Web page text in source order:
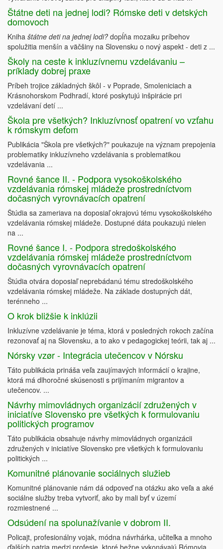
Štátne deti na jednej lodi? Rómske deti v detských
domovoch
Kniha štátne deti na jednej lodi? dopĺňa mozaiku príbehov
spolužitia menšín a väčšiny na Slovensku o nový aspekt - deti z ...
Školy na ceste k inkluzívnemu vzdelávaniu –
príklady dobrej praxe
Príbeh trojice základných škôl - v Poprade, Smoleniciach a
Krásnohorskom Podhradí, ktoré poskytujú inšpirácie pri
vzdelávaní detí ...
Škola pre všetkých? Inkluzívnosť opatrení vo vzťahu
k rómskym deťom
Publikácia "Škola pre všetkých?" poukazuje na význam prepojenia
problematiky inkluzívneho vzdelávania s problematikou
vzdelávania ...
Rovné šance II. - Podpora vysokoškolského
vzdelávania rómskej mládeže prostredníctvom
dočasných vyrovnávacích opatrení
Štúdia sa zameriava na doposiaľ okrajovú tému vysokoškolského
vzdelávania rómskej mládeže. Dostupné dáta poukazujú nielen
na ...
Rovné šance I. - Podpora stredoškolského
vzdelávania rómskej mládeže prostredníctvom
dočasných vyrovnávacích opatrení
Štúdia otvára doposiaľ neprebádanú tému stredoškolského
vzdelávania rómskej mládeže. Na základe dostupných dát,
terénneho ...
O krok bližšie k inklúzii
Inkluzívne vzdelávanie je téma, ktorá v posledných rokoch začína
rezonovať aj na Slovensku, a to ako v pedagogickej teórii, tak aj ...
Nórsky vzør - Integrácia utečencov v Nórsku
Táto publikácia prináša veľa zaujímavých informácií o krajine,
ktorá má dlhoročné skúsenosti s prijímaním migrantov a
utečencov. ...
Návrhy mimovládnych organizácií združených v
iniciatíve Slovensko pre všetkých k formulovaniu
politických programov
Táto publikácia obsahuje návrhy mimovládnych organizácii
združených v iniciatíve Slovensko pre všetkých k formulovaniu
politických ...
Komunitné plánovanie sociálnych služieb
Komunitné plánovanie nám dá odpoveď na otázku ako veľa a aké
sociálne služby treba vytvoriť, ako by mali byť v území
rozmiestnené ...
Odsúdení na spolunažívanie v dobrom II.
Policajt, profesionálny vojak, módna návrhárka, učiteľka a mnoho
ďalších patria medzi profesie, ktoré bežne vykonávajú Rómovia.